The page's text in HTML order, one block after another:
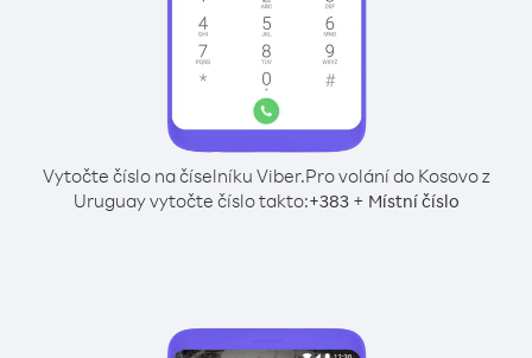
Vytočte číslo na číselníku Viber.Pro volání do Kosovo z
Uruguay vytočte číslo takto:+383+ Místní číslo